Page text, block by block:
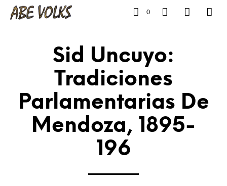
0
Sid Uncuyo:
Tradiciones
Parlamentarias De
Mendoza, 1895-
196